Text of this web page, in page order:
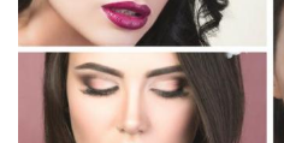
Ślub
&
Wesele
Moda